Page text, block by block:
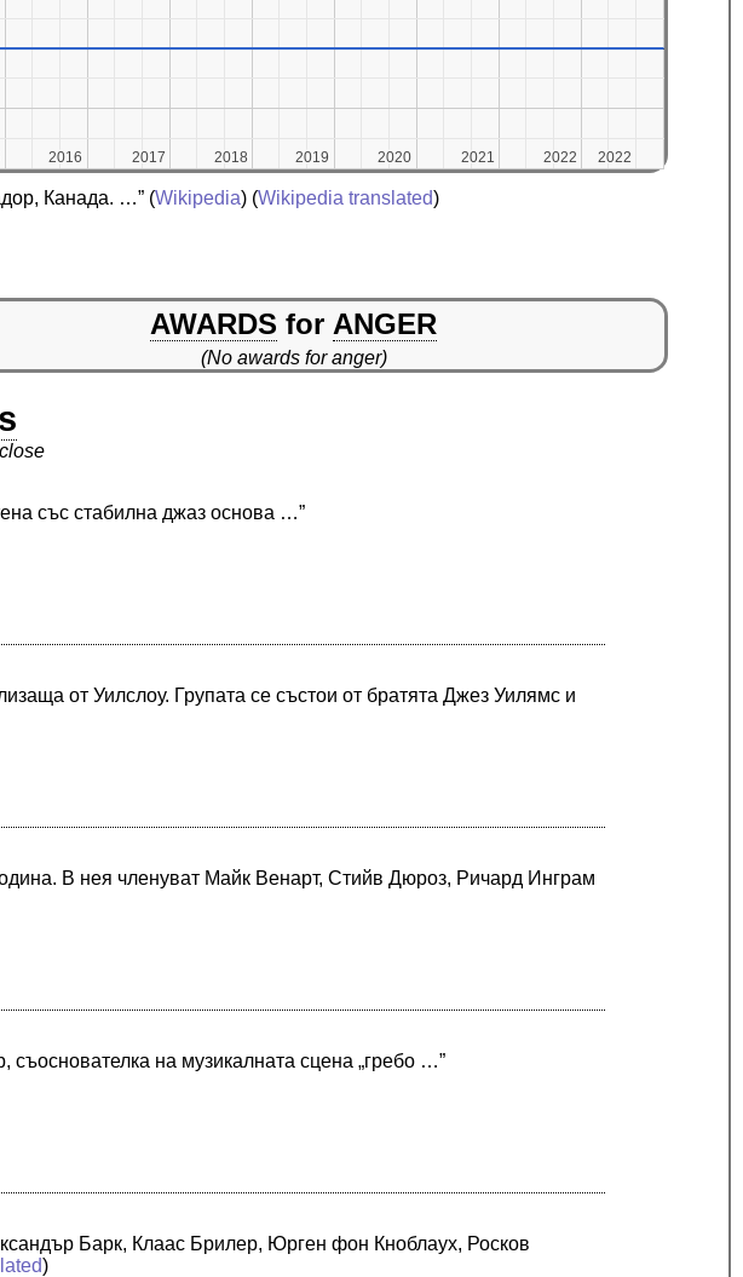
2016
2016 2017
2017 2018
2018 2019
2019 2020
2020 2021
2021 2022
2022 2022
2022
Канада. …” (Wikipedia) (Wikipedia translated)
AWARDS for ANGER
(No awards for anger)
със стабилна джаз основа …”
от Уилслоу. Групата се състои от братята Джез Уилямс и
В нея членуват Майк Венарт, Стийв Дюроз, Ричард Инграм
съоснователка на музикалната сцена „гребо …”
Барк, Клаас Брилер, Юрген фон Кноблаух, Росков
)